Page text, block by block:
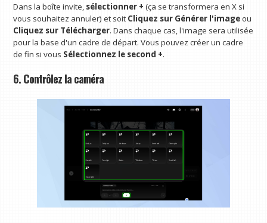
Dans la boîte invite, sélectionner + (ça se transformera en X si
vous souhaitez annuler) et soit Cliquez sur Générer l'imageou
Cliquez sur Télécharger. Dans chaque cas, l'image sera utilisée
pour la base d'un cadre de départ. Vous pouvez créer un cadre
de fin si vous Sélectionnez le second +.
6. Contrôlez la caméra